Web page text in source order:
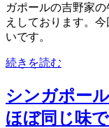
ガポールの吉野家
えしております。
いです。
続きを読む
シンガポー
ほぼ同じ味